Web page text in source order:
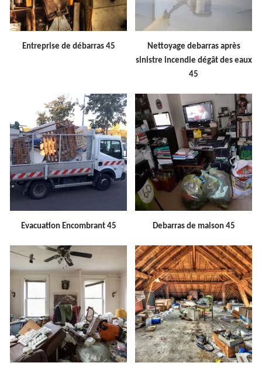
Entreprise de débarras 45
Nettoyage debarras après
sinistre incendie dégât des eaux
45
Evacuation Encombrant 45 Debarras de maison 45